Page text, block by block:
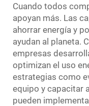
Cuando todos
apoyan más. Las
ahorrar energía y
ayudan al planeta.
empresas
optimizan el uso
estrategias como
equipo y capacitar
pueden